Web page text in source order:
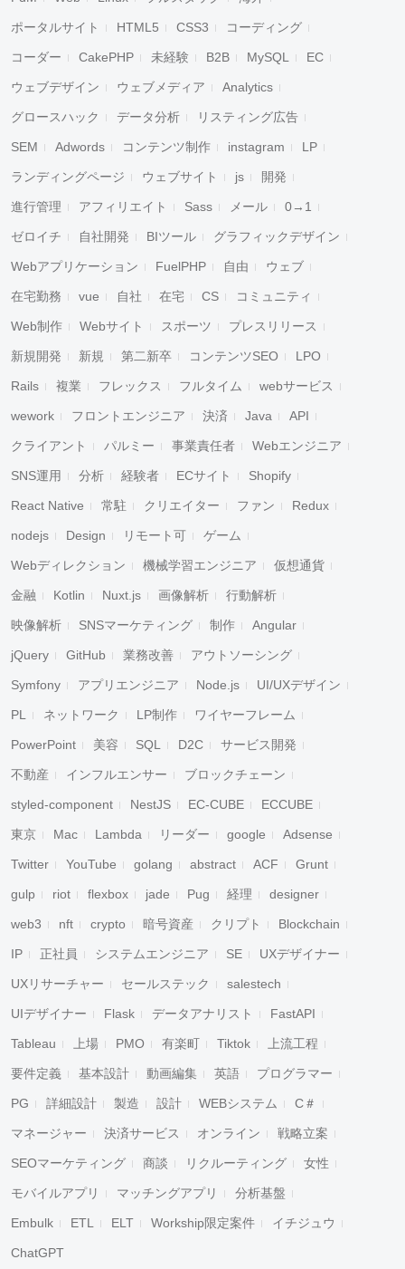
ポータルサイト HTML5 CSS3 コーディング
コーダー CakePHP 未経験 B2B MySQL EC
ウェブデザイン ウェブメディア Analytics
グロースハック データ分析 リスティング広告
SEM Adwords コンテンツ制作 instagram LP
ランディングページ ウェブサイト js 開発
進行管理 アフィリエイト Sass メール 0→1
ゼロイチ 自社開発 BIツール グラフィックデザイン
Webアプリケーション FuelPHP 自由 ウェブ
在宅勤務 vue 自社 在宅 CS コミュニティ
Web制作 Webサイト スポーツ プレスリリース
新規開発 新規 第二新卒 コンテンツSEO LPO
Rails 複業 フレックス フルタイム webサービス
wework フロントエンジニア 決済 Java API
クライアント パルミー 事業責任者 Webエンジニア
SNS運用 分析 経験者 ECサイト Shopify
React Native 常駐 クリエイター ファン Redux
nodejs Design リモート可 ゲーム
Webディレクション 機械学習エンジニア 仮想通貨
金融 Kotlin Nuxt.js 画像解析 行動解析
映像解析 SNSマーケティング 制作 Angular
jQuery GitHub 業務改善 アウトソーシング
Symfony アプリエンジニア Node.js UI/UXデザイン
PL ネットワーク LP制作 ワイヤーフレーム
PowerPoint 美容 SQL D2C サービス開発
不動産 インフルエンサー ブロックチェーン
styled-component NestJS EC-CUBE ECCUBE
東京 Mac Lambda リーダー google Adsense
Twitter YouTube golang abstract ACF Grunt
gulp riot flexbox jade Pug 経理 designer
web3 nft crypto 暗号資産 クリプト Blockchain
IP 正社員 システムエンジニア SE UXデザイナー
UXリサーチャー セールステック salestech
UIデザイナー Flask データアナリスト FastAPI
Tableau 上場 PMO 有楽町 Tiktok 上流工程
要件定義 基本設計 動画編集 英語 プログラマー
PG 詳細設計 製造 設計 WEBシステム C＃
マネージャー 決済サービス オンライン 戦略立案
SEOマーケティング 商談 リクルーティング 女性
モバイルアプリ マッチングアプリ 分析基盤
Embulk ETL ELT Workship限定案件 イチジュウ
ChatGPT